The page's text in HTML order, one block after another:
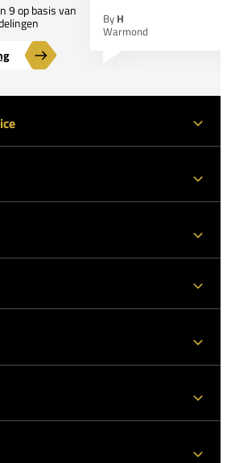
9 op basis van By H
Warmond